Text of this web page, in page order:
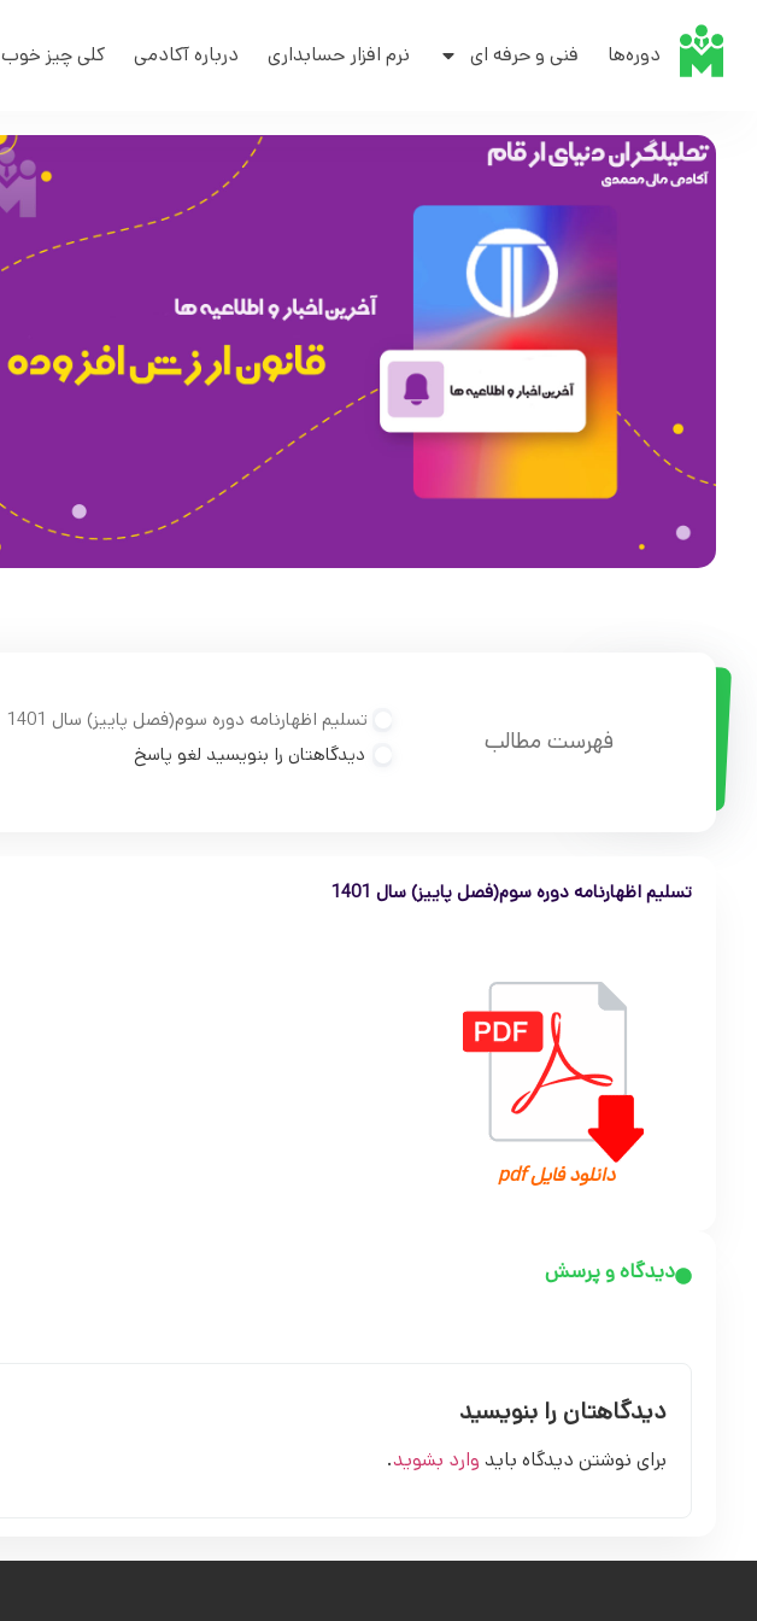
دوره‌ها فنی و حرفه ای نرم افزار حسابداری درباره آکادمی کلی چیز خوب
فهرست مطالب
تسلیم اظهارنامه دوره سوم(فصل پاییز) سال 1401
دیدگاهتان را بنویسید لغو پاسخ
تسلیم اظهارنامه دوره سوم(فصل پاییز) سال 1401
دانلود فایل pdf
دیدگاه و پرسش
دیدگاهتان را بنویسید
برای نوشتن دیدگاه باید وارد بشوید.